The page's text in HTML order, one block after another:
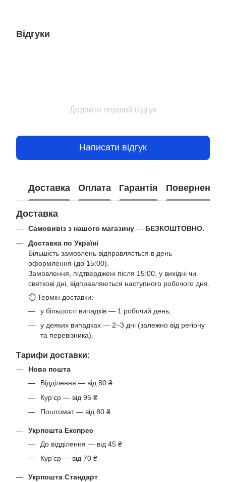
Відгуки
Додайте перший відгук
Написати відгук
Доставка Оплата Гарантія Повернення
Доставка
Самовивіз з нашого магазину — БЕЗКОШТОВНО.
Доставка по Україні
Більшість замовлень відправляється в день
оформлення (до 15:00).
Замовлення, підтверджені після 15:00, у вихідні чи
святкові дні, відправляються наступного робочого дня.
⏱ Термін доставки:
у більшості випадків — 1 робочий день;
у деяких випадках — 2–3 дні (залежно від регіону
та перевізника).
Тарифи доставки:
Нова пошта
Відділення — від 80 ₴
Кур’єр — від 95 ₴
Поштомат — від 80 ₴
Укрпошта Експрес
До відділення — від 45 ₴
Кур’єр — від 70 ₴
Укрпошта Стандарт